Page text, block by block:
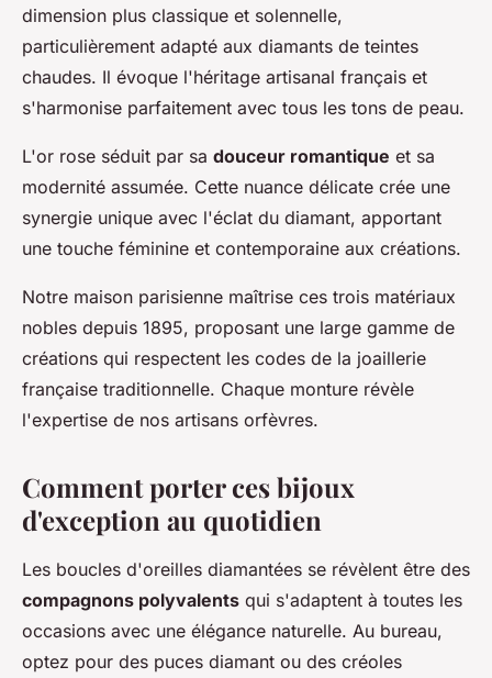
dimension plus classique et solennelle,
particulièrement adapté aux diamants de teintes
chaudes. Il évoque l'héritage artisanal français et
s'harmonise parfaitement avec tous les tons de peau.
L'or rose séduit par sa douceur romantique et sa
modernité assumée. Cette nuance délicate crée une
synergie unique avec l'éclat du diamant, apportant
une touche féminine et contemporaine aux créations.
Notre maison parisienne maîtrise ces trois matériaux
nobles depuis 1895, proposant une large gamme de
créations qui respectent les codes de la joaillerie
française traditionnelle. Chaque monture révèle
l'expertise de nos artisans orfèvres.
Comment porter ces bijoux
d'exception au quotidien
Les boucles d'oreilles diamantées se révèlent être des
compagnons polyvalents qui s'adaptent à toutes les
occasions avec une élégance naturelle. Au bureau,
optez pour des puces diamant ou des créoles